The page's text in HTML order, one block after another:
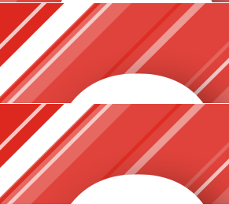
Anonymous
Cindy Wiegman
Ajla!! Goed bezig!